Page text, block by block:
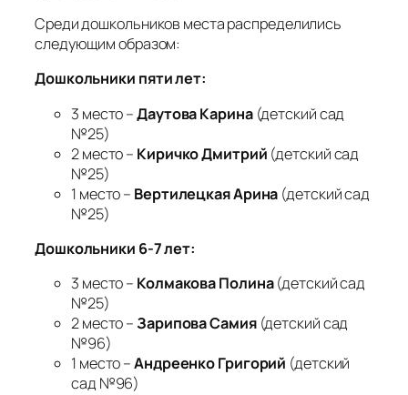
Среди дошкольников места распределились
следующим образом:
Дошкольники пяти лет:
3 место –Даутова Карина(детский сад
№25)
2 место – Киричко Дмитрий (детский сад
№25)
1 место – Вертилецкая Арина (детский сад
№25)
Дошкольники 6-7 лет:
3 место – Колмакова Полина(детский сад
№25)
2 место –Зарипова Самия(детский сад
№96)
1 место –Андреенко Григорий (детский
сад №96)